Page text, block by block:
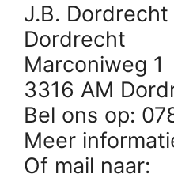
J.B.
Dordrecht
Marconiweg 1
3316 AM
Bel ons op:
Meer
Of mail naar: